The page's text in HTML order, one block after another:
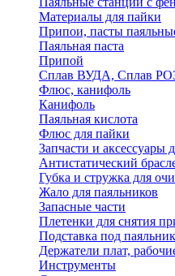
Материалы для пайки
Припои, пасты
Паяльная паста
Припой
Сплав ВУДА, Сплав
Флюс, канифоль
Канифоль
Паяльная кислота
Флюс для пайки
Запчасти и аксессуары
Антистатический
Губка и стружка для
Жало для паяльников
Запасные части
Плетенки для снятия
Подставка под паяльник
Держатели плат,
Инструменты